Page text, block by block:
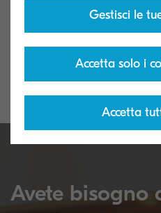
Utilizzate la nostra Piattaforma
Informativa per trovare
tecniche sul tuo prodotto
Avete bisogno
Gestisci le
Accetta solo i
Accetta